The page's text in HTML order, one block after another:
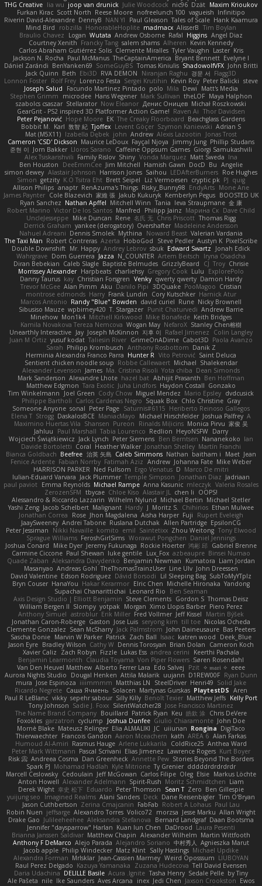
THG Creative lia wu joop van drunick Julie Woodcock nic96 Dzät Maxim Krioukov
Furkan Kirac Scott North Reese Moore nofreelunch 100 vagueish Infinitipo
Riverin David-Alexandre DennyB NAN YI Paul Gleason Tales of Scale Hank Kaamura
Mind Bird
robzilla HonorableHoplite madmacx AlisserB Tim Boylan
Braulio Chavez
Logan Wutata Andrew Osborne Rafal Higgins Angel Diaz
Courtney Xenith Francky Tang salem shams Alheren Kevin Kennedy
Carlos Abraham Gutiérrez Solis Clemente Miralles Tyler Vaughn Laster Kris
Jackson N. Rocha Paul McManus TheCaptainAmerica Bryant Bennett Evelyne I
Dániel Zarándi BenYanken69 SomeGuyBS Tomas Kiniulis ShadowolfVFX John Britti
Jack Quinn Beth Ebi3D RVA DEMON Niranjan Raghu 경문 서 Flagg3D
Lonnon Foster Rolf Frey Lorenzo Festa Sergei Krutihin Kevin Roy Peter Balicki steve
Joseph Salud
Facundo Martinez Pintado polo Mila Dewi
Matt's Media
Stephen Grimm
microdee Hans Wegener Mark Sullivan theLOF Maya Halphon
szabolcs csaszar Stellarator Now Eleanor Денис Оницев Michał Roszkowski
GearGrit - PS2 inspired 3D Platformer Action Game! Raven Ai Thor Davidsen
Peter Pejanović Hope Moore EK The Creaky Floorboard Beachglass Gardens
Bobbit M. Karl 敦智 紀 Tjoffex Levent Göçer Szymon Kaniewski Adrian S
Mat (M5X11) Izabella Dębek john Andrew Alexis Lazootin
Jonas Trost
Cameron 'CSD' Dickson Maurice LeDoux Fayçal Njoya Jimmy Jung Phillip Studans
준현 이 Jorn Bakker Lloros Sarano Caffeine Oppsum Games Giorgi Samukashvili
Alex Tsiskarishvili Family Rislov Shiny Vonda Marquez Matt Sweda Ina
Ben Houston
DeeEmmCee Jim Mitchell Hamish Gawn DocD Bu Angelie
simon dewey Alastair Johnson Harrison Jones Saihou LEDAfterBurners Roe Hughes
Simon getzity K.O Tsitra Eht Brett Seipel Liz Vermoesen cryptic pk PJ quig
Allison Philips anaptr RenAzuma's Things Risky_Bunny98 EndyArts Mone Ane
James Paynter Cole Blazevich 家維 張 Jakub Kukuryk Kemberlyn Pegus BOOSTED UK
Ryan Sanchez Nathan Apffel Mitchell Winn Tania Ieva Straupmane 金 康
Robert Marino Victor De los Santos Manfred Philipp Jainz Марина Ск Dave Child
UncleJesseppe Mike Duncan Rene 名氏 无 Chris Priscott Thomas Rigg
Derrick Graham yankee (derogatory) Overshafter Madeleine Andersson
Nahuel Adreani Dennis Smolek Mythina Noward Beast Valerian Vardania
The Taxi Man Robert Contreras Azerta HoboGod Steve Pedler Austyn K PixelScribe
Double Downshift Mr. Happy Andrey Lebrov sbuk Edward Swartz
Jonah Edick
Wahrgrave Dom Guerrera Jazza N_COUNTER Artem Beitsch
Iryna Osadcha
Diran Bebekian Caleb Slagle Baptiste Belmudes GrizzlyBeard CJ Troy Chrisie
Morrissey Alexander Harpbeats charliehsy Gregory Cook Lulu
ExplorePolo
Danny Taurus kay Christian Forsgren Venky qwerty qwerty Damon Hardy
Trevor McGee Alan Pimm Aku Danilo Pipi 3DQuake PooMagoo Cristian
montrose edmonds Harry Frank Lundin Cory Kutschker Harnick Atur
Marcos Antonio Randy "Blue" Bowden david curiel Rune Nicky Brownell
Sibusiso Mauze wpbirney420 T. Stargazer Punit Chaturvedi Andrew Barrie
Minehow Mon1k4 Mitchell Kirkwood Mike Bonafede Keith Bridges
Kamila Novakova Tereza Nemcova Wogan May NefaroX Stanley Chen榕樹
Unearthly Interactive Jay Joseph McKinnon 지후 이 Rafael Jimenez
Colin Langley
Juan M Ortiz yusuf kodat Taliesin River GrimeOnADime Cabot3D Paola Avanzo
Sarah Philipp Krombusch Anthony Rosbottom Danik Z
Herminia Alexandra Franco Parra Hunter R Vito Petrović Saint Deluca
Sentient chicken noodle soup Robbe Callewaert Michael Shalekendar
Alexander Levenson James Ma. Cristina Risoli Yota chiba Dean Simonds
Mark Sanderson Alexandre Lhote hazel bat Abhijit Prasanth Ben Hoffman
Matthew Edgmon Tara Exotic Juha Lindfors Haydon Costall Gonzako
Tim Winkelmann
Joel Green Cody Chow Miguel Mendez Mario Epsley dvdcusick
Philippe Bartholi Carlos Cardenas Negro Squak Box Chlo Christine Gray
Someone Anyone sonal Peter Page Saturnis#6115 Heriberto Reinoso Gallegos
Elena T Strogg DaskalosBCE ManiacMayo Michael Hirschfelder Joshua Palfrey A
Maximino Huertas Vila Shansen Pureon Rinalds Miļicins Monica Pirvu 家俊 吴
Jahluu
Paul Marshall Tabia Lourenco Redlion HeyoNSFW Darry
Wojciech Świątkiewicz Jack Lynch Peter Siemens Ben Berntsen Nananekoko Ian
Davide Bortoletti Coral Heather Walker Jonathan Shelley Martín Franchi
Bianca Goldbach Beefree 治英 矢島 Caleb Simmons Nathan baitham i Maet Jean
Fenice Ardente Fabian Norrby Fatimah Aziz Andrew Johanna Fate Mike Weber
HARRISON PARKER Ned Fullsom Ergo Venatus D Marco De mitri
Iulian-Eduard Varvara Jack Plummer Temple Simpson Jonathan Diaz Jadriaan
paul paviot Emma Reynolds Michael Rampe Anna Kasunic mleczyk Valeria Rosales
ZerozenSFM tbycae Chloe Kiso Alastair JL chen li
OOPS!
Alessandro & Riccardo Lazzarin Wilhelm Nylund Michael Bertin Michael Stetler
Yashi Zeng Jacob Schelbert Malignant Hardy J Moritz S. Chihirios Ethan Mulwee
Jonathan Correa
Rose Jhon Magdalena Aisha Harper Fuji
Rupert Eveleigh
JaaySweeney Andrei Tabone Ruslana Dutchak Allen Partridge EpsilonCG
Peter Jessiman
Nikki Navaille komito emil Saintetixx Zhou Weitong Tony Elwood
Sprague Williams FeroshGirlSims Worawut Pongchen Daniel Jennings
Joshua Conard
Mike Dyer Jeremy Fukunaga Rockie Hoerter 鸿彬 邱 Gabriel Brenne
Carmine Ciccone Paul Shewan luke gentile Lux_Fox azbeaupre Binsei Numao
Quade Zaban Aleksandra Davydenko Benjamin Newman Kumatora Liam Jordan
Masanyao Andreas Gohl TheThomasTrainzUser Line Ulv John Dreessen
David Valentine Edson Rodriguez Dávid Borsodi Lil Sleeping Bag SubToMyYTplz
Bryn Couser HanaYou Hakar Kerarmor Elric Chen Michelle Hironaka Yandong
Supachai Chanarittichai Leonard Rio
Ben Seaman
Axis Design Studio | Elliott Benjamin Steve Clements Gordon S Thomas Deisz
William Bergen II Slompy yotpak Morgan Ximo Llopis Barber Piero Perez
Anthony Simuel astroblur Erik Miller Fred Vollmer Jeff Kissel
Martin Býšek
Jonathan Caron-Roberge Gaston Jose Luis seryong kim till toe Nicolas Ocheda
Clemente Gonzalez Sean McSharry Jack Palmstrom John Daineusaure Bas Peeters
Sascha Donie Marvin W Parker Patrick Zach Ball Isaac katren wood
Deek_Blue
Jason Eyre Bradley Wilson Cathy W Dennis Torosyan Brian Dolan
Cameron Koch
Xavier Caliz
Zach Robyn Fizzle Lukas Ess andrea cerini
Keerthi Pachala
Benjamin Learmonth Claudia Toyama Von Piper Flowers Søren Rosendahl
Van Den Heuvel Matthew Alberto Ferrer Lara Edo Salvej Pzit ✧ 𝔪𝔞𝔯𝔦 ✧ eeee
Aurora Nights Studio
Dougal Henken Attila Malarik uujann D1REW00F Ryan Dunn
mura Jose Espinoza iiiimmmm Matthias LN SteelDriver Henri49 Solid Jake
Ricardo Negrete Саша Ячмень Solacen Martynas Gurskas PlaytestDS Aren
Paul R LeBlanc vikky sepehr sabour Silly Killy Benoît Texier Matthew Jeffs Kelly Port
Tony Johnson Sadie J. Foxx SilentWatcher28 Jose Francisco Martinez
The Name Brand Company Bouillard Patrick Ryan Keu 皓欽 涂 Chris DeVere
Foxokles garzatron cyclump Joshua Dunfee Giulio Chiaramonte John Doe
Mornè Blake Mateusz Relinger Elia ALMALIKI JC uiiunan Rongina DigiTaco
Thierwaechter Francois Gandon Aaron Mceachern kath AREA 6 Alan Farkas
Humoud Al-Amiri Rasmus Hauge Arlene Lukkarila ColdRice25 Anthea Ward
Peter Mark Wittmann Pascal Scrivani Elias Jimenez Lawrence Rogers Kurt Boyer
Risk 📀 Andreea Cosma Dan Greenheck Annette Pew Stories Beyond The Borders
Spark PJ Mohamad Hadlah Kyle Mitrione Ty Grenier dddddrdrdrdrdr
Marcell Ceslowsky Cedoulain Jeff McGowan Carlos Filipe Oleg Elsie Markus Löchte
Anton Howell Alexander Adelmann Spirit-Rush Moritz Schmidtchen Liam
Derek Wight 幸史 松下 Eduardo Peter Thomson Sean T Zero Ben Gillespie
yuijung seo
Imagined Realms Alani Sanders Deck Dane Reisenbigler Tim O'Bryan
Jason Cuthbertson Zerina Cmajcanin FabFab Robert A Lohaus Paul Lau
Robin Nuen jeffsarge Alexandro Torres Volico72 morzsa Jesse Marku Allan Wright
Drake Gao Julileeheehee Aleksandra Stefanova Bernard Landgraf Daan Bootsma
Jennifer "daysparrow" Harlan Kuan lun Chen DaDrood Laura Pesenti
Brianna Janssen Saldivar Matthew Chapin Alexander Wilhelm Martin Wittfooth
Anthony F DeMarco Alejo Parada Alejandro Soriano 中村秀人
Agnieszka Marut
Jacob apple Philip Windecker Matz Klint Sally Hastings Michael Updike
Alexandra Forman MrIsklar Jean-Cassien Marmey Weird Oposssum LIUBOYAN
Raul Perez Delgado Kazuya Yamanaka Zuzana Hudecova Tell David Evensen
Daria Udachina DELILLE Basile Acura .Ignite Tasha Henry Sedale Pelle by Tiny
Ale Pašeta nile Ike Saunders Aves Arcana inex Jedi Chen Jaxson Crookston Ewos